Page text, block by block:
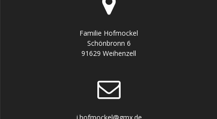
Familie Hofmockel
Schönbronn 6
91629 Weihenzell